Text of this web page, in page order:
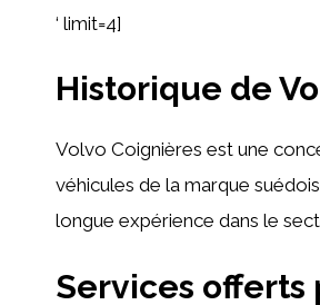
‘ limit=4]
Historique de
Volvo Coignières est une
véhicules de la marque
longue expérience dans le
Services offerts